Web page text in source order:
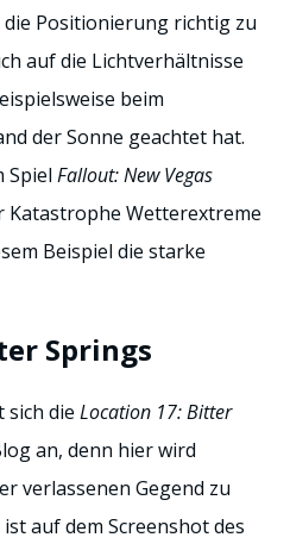
Positionierung richtig zu
auf die Lichtverhältnisse
beim
der Sonne geachtet hat.
Spiel Fallout: New Vegas
Katastrophe Wetterextreme
Beispiel die starke
Springs
sich die Location 17: Bitter
an, denn hier wird
verlassenen Gegend zu
auf dem Screenshot des